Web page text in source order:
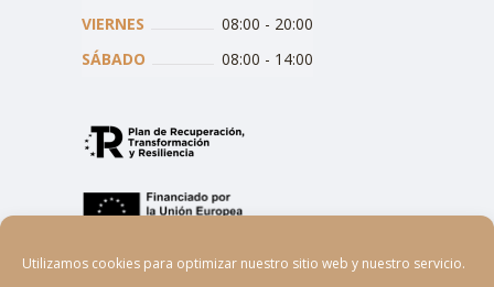
Utilizamos cookies para optimizar nuestro sitio web y nuestro servicio.
VIERNES
08:00 - 20:00
SÁBADO
08:00 - 14:00